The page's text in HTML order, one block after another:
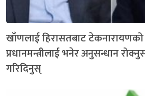
खाँणलाई हिरासतबाट
प्रधानमन्त्रीलाई भनेर अनुसन्धान
गरिदिनुस्